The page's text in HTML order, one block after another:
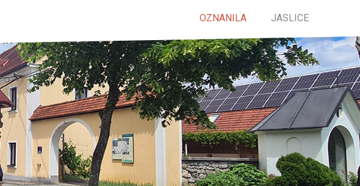
OZNANILA JASLICE